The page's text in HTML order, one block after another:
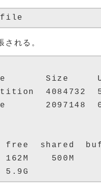
される。
Size
4084732
2097148
free  shared
162M    500M